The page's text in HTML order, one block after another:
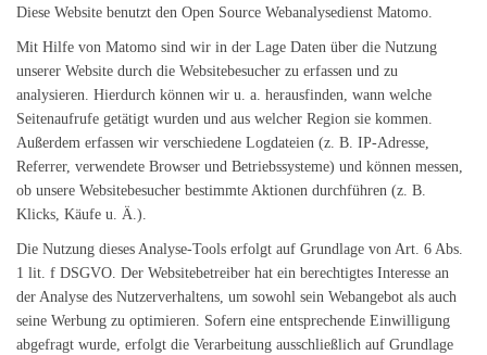
Diese Website benutzt den Open Source Webanalysedienst Matomo.
Mit Hilfe von Matomo sind wir in der Lage Daten über die Nutzung
unserer Website durch die Websitebesucher zu erfassen und zu
analysieren. Hierdurch können wir u. a. herausfinden, wann welche
Seitenaufrufe getätigt wurden und aus welcher Region sie kommen.
Außerdem erfassen wir verschiedene Logdateien (z. B. IP-Adresse,
Referrer, verwendete Browser und Betriebssysteme) und können messen,
ob unsere Websitebesucher bestimmte Aktionen durchführen (z. B.
Klicks, Käufe u. Ä.).
Die Nutzung dieses Analyse-Tools erfolgt auf Grundlage von Art. 6 Abs.
1 lit. f DSGVO. Der Websitebetreiber hat ein berechtigtes Interesse an
der Analyse des Nutzerverhaltens, um sowohl sein Webangebot als auch
seine Werbung zu optimieren. Sofern eine entsprechende Einwilligung
abgefragt wurde, erfolgt die Verarbeitung ausschließlich auf Grundlage